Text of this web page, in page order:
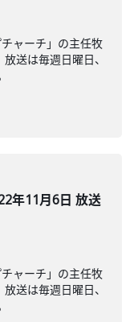
ャーチ」の主任牧
送は毎週日曜日、
年11月6日 放送
ャーチ」の主任牧
送は毎週日曜日、